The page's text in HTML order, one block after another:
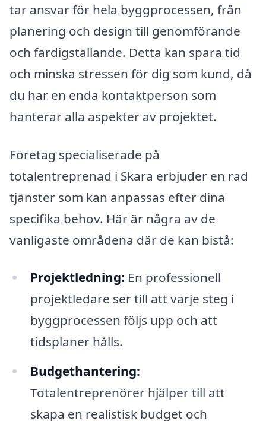
tar ansvar för hela byggprocessen, från
planering och design till genomförande
och färdigställande. Detta kan spara tid
och minska stressen för dig som kund, då
du har en enda kontaktperson som
hanterar alla aspekter av projektet.
Företag specialiserade på
totalentreprenad i Skara erbjuder en rad
tjänster som kan anpassas efter dina
specifika behov. Här är några av de
vanligaste områdena där de kan bistå:
Projektledning: En professionell
projektledare ser till att varje steg i
byggprocessen följs upp och att
tidsplaner hålls.
Budgethantering:
Totalentreprenörer hjälper till att
skapa en realistisk budget och